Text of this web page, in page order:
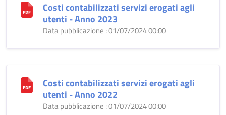
Costi contabilizzati servizi erogati agli
utenti - Anno 2023
Data pubblicazione : 01/07/2024 00:00
Costi contabilizzati servizi erogati agli
utenti - Anno 2022
Data pubblicazione : 01/07/2024 00:00